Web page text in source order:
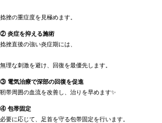
捻挫の重症度を見極めます。
② 炎症を抑える施術
捻挫直後の強い炎症期には、
無理な刺激を避け、回復を最優先します。
③ 電気治療で深部の回復を促進
靭帯周囲の血流を改善し、治りを早めます✨
④ 包帯固定
必要に応じて、足首を守る包帯固定を行います。